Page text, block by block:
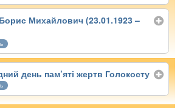
Михайлович (23.01.1923 –
день пам’яті жертв Голокосту